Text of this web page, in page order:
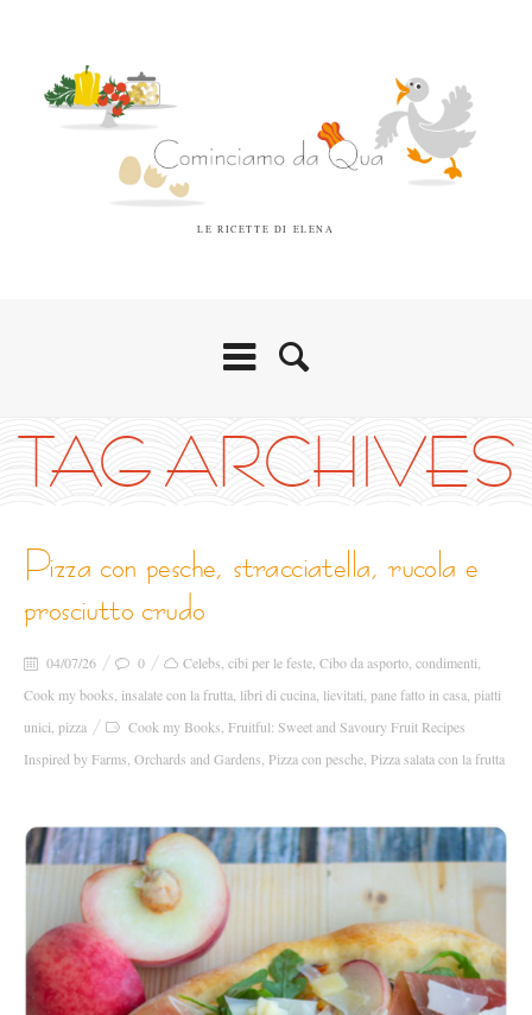
LE RICETTE DI ELENA
TAG ARCHIVES
pizza con pesche, stracciatella, rucola e
prosciutto crudo
04/07/26 0 Celebs cibi per le feste Cibo da asporto condimenti
Cook my books insalate con la frutta libri di cucina lievitati pane fatto in casa piatti
unici pizza Cook my Books Fruitful: Sweet and Savoury Fruit Recipes
Inspired by Farms Orchards and Gardens Pizza con pesche Pizza salata con la frutta